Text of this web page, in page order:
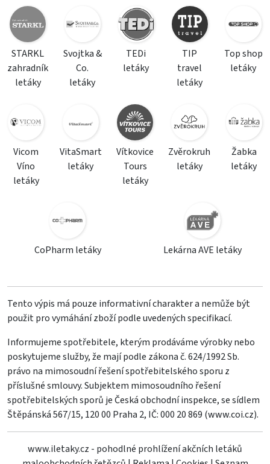
STARKL
zahradník
letáky
Svojtka &
Co.
letáky
TEDi
letáky
TIP
travel
letáky
Top shop
letáky
Vicom
Víno
letáky
VitaSmart
letáky
Vítkovice
Tours
letáky
Zvěrokruh
letáky
Žabka
letáky
CoPharm letáky Lekárna AVE letáky
Tento výpis má pouze informativní charakter a nemůže být
použit pro vymáhání zboží podle uvedených specifikací.
Informujeme spotřebitele, kterým prodáváme výrobky nebo
poskytujeme služby, že mají podle zákona č. 624/1992 Sb.
právo na mimosoudní řešení spotřebitelského sporu z
příslušné smlouvy. Subjektem mimosoudního řešení
spotřebitelských sporů je Česká obchodní inspekce, se sídlem
Štěpánská 567/15, 120 00 Praha 2, IČ: 000 20 869 (www.coi.cz).
www.iletaky.cz - pohodlné prohlížení akčních letáků